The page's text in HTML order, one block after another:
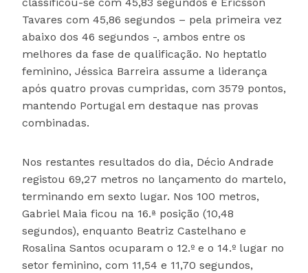
Tavares com 45,86 segundos – pela primeira vez
abaixo dos 46 segundos -, ambos entre os
melhores da fase de qualificação. No heptatlo
feminino, Jéssica Barreira assume a liderança
após quatro provas cumpridas, com 3579 pontos,
mantendo Portugal em destaque nas provas
combinadas.
Nos restantes resultados do dia, Décio Andrade
registou 69,27 metros no lançamento do martelo,
terminando em sexto lugar. Nos 100 metros,
Gabriel Maia ficou na 16.ª posição (10,48
segundos), enquanto Beatriz Castelhano e
Rosalina Santos ocuparam o 12.º e o 14.º lugar no
setor feminino, com 11,54 e 11,70 segundos,